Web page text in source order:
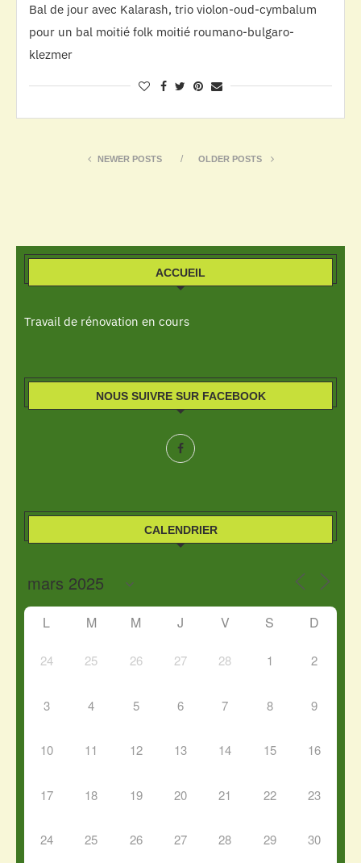
Bal de jour avec Kalarash, trio violon-oud-cymbalum
pour un bal moitié folk moitié roumano-bulgaro-
klezmer
NEWER POSTS OLDER POSTS
ACCUEIL
Travail de rénovation en cours
NOUS SUIVRE SUR FACEBOOK
CALENDRIER
L M M J V S D
24 25 26 27 28 1 2
3 4 5 6 7 8 9
10 11 12 13 14 15 16
17 18 19 20 21 22 23
24 25 26 27 28 29 30